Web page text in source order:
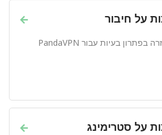
→ על חיבור
מצא תשובות ועזרה בפתרון בעיות עבור PandaVPN
→ על סטרימינג